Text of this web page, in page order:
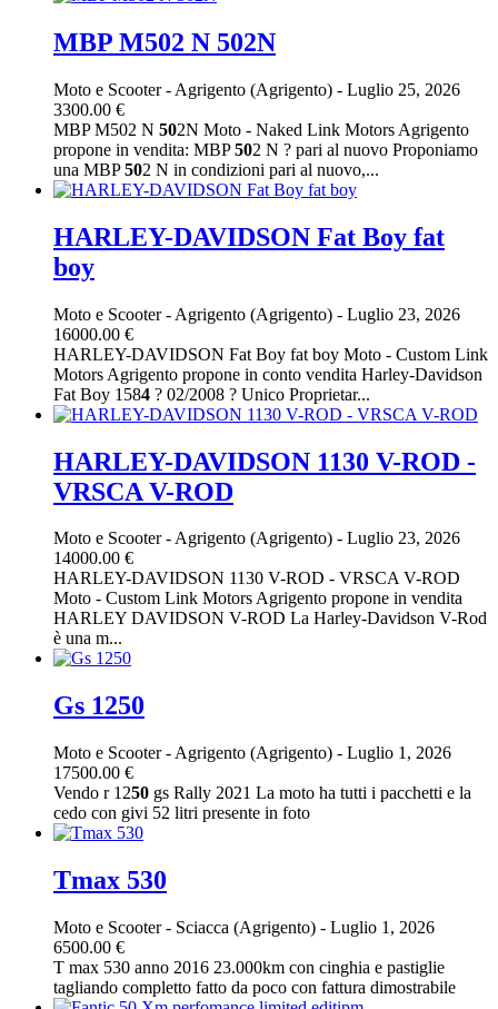
MBP M502 N 502N
Moto e Scooter- Agrigento (Agrigento) - Luglio 25, 2026
3300.00 €
MBP M502 N 502N Moto - Naked Link Motors Agrigento
propone in vendita: MBP502 N ? pari al nuovo Proponiamo
una MBP502 N in condizioni pari al nuovo,...
HARLEY-DAVIDSON Fat Boy fat
boy
Moto e Scooter- Agrigento (Agrigento) - Luglio 23, 2026
16000.00 €
HARLEY-DAVIDSON Fat Boy fat boy Moto - Custom Link
Motors Agrigento propone in conto vendita Harley-Davidson
Fat Boy 1584 ? 02/2008 ? Unico Proprietar...
HARLEY-DAVIDSON 1130 V-ROD -
VRSCA V-ROD
Moto e Scooter-Agrigento (Agrigento) - Luglio 23, 2026
14000.00 €
HARLEY-DAVIDSON 1130 V-ROD - VRSCA V-ROD
Moto - Custom Link Motors Agrigento propone in vendita
HARLEY DAVIDSON V-ROD La Harley-Davidson V-Rod
è una m...
Gs 1250
Moto e Scooter- Agrigento (Agrigento) - Luglio 1, 2026
17500.00 €
Vendo r 1250 gs Rally 2021 La moto ha tutti i pacchetti e la
cedo con givi 52 litri presente in foto
Tmax 530
Moto e Scooter- Sciacca (Agrigento) - Luglio 1, 2026
6500.00 €
T max 530 anno 2016 23.000km con cinghia e pastiglie
tagliando completto fatto da poco con fattura dimostrabile